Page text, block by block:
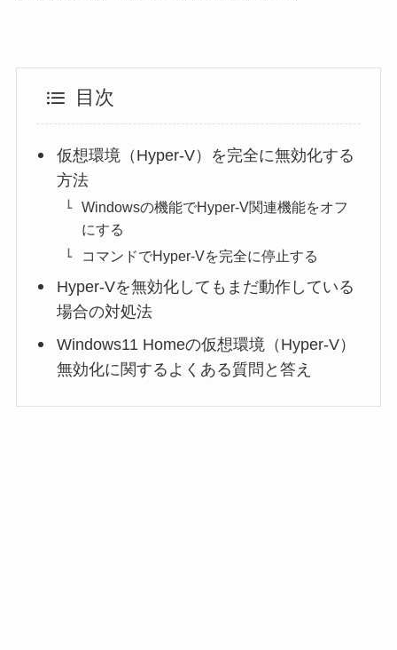
目次
仮想環境（Hyper-V）を完全に無効化する
方法
Windowsの機能でHyper-V関連機能をオフ
にする
コマンドでHyper-Vを完全に停止する
Hyper-Vを無効化してもまだ動作している
場合の対処法
Windows11 Homeの仮想環境（Hyper-V）
無効化に関するよくある質問と答え